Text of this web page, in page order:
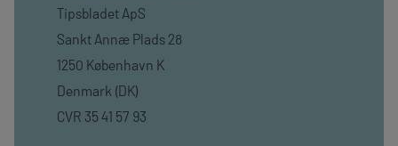
Tipsbladet ApS
Sankt Annæ Plads 28
1250 København K
Denmark (DK)
CVR 35 41 57 93